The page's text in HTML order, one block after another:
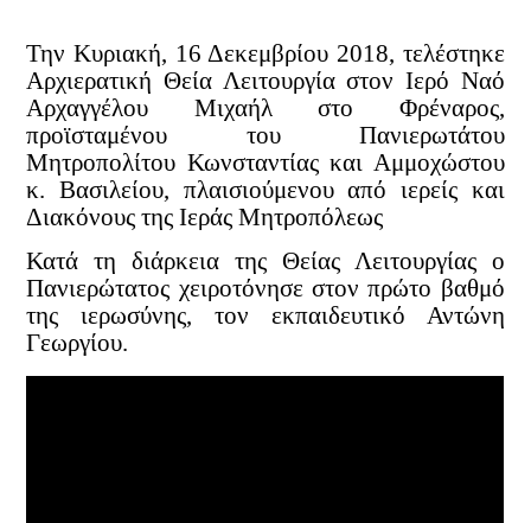
Την Κυριακή, 16 Δεκεμβρίου 2018, τελέστηκε
Αρχιερατική Θεία Λειτουργία στον Ιερό Ναό
Αρχαγγέλου Μιχαήλ στο Φρέναρος,
προϊσταμένου του Πανιερωτάτου
Μητροπολίτου Κωνσταντίας και Αμμοχώστου
κ. Βασιλείου, πλαισιούμενου από ιερείς και
Διακόνους της Ιεράς Μητροπόλεως
Κατά τη διάρκεια της Θείας Λειτουργίας ο
Πανιερώτατος χειροτόνησε στον πρώτο βαθμό
της ιερωσύνης, τον εκπαιδευτικό Αντώνη
Γεωργίου.